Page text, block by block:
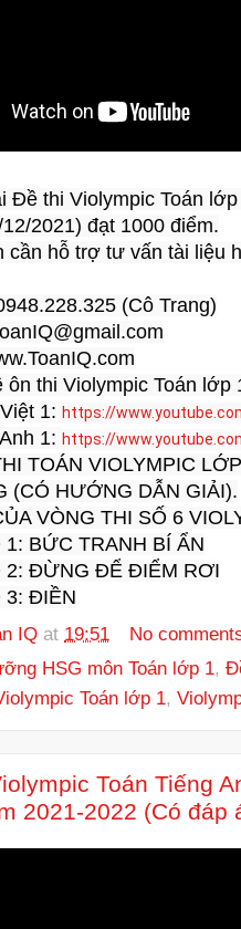
Đề thi Violympic Toán
2021) đạt 1000 điểm.
(Cô Trang)
ôn thi Violympic Toán
1: https://
1: https://
TOÁN VIOLYMPIC
(CÓ HƯỚNG DẪN GIẢI).
VÒNG THI SỐ 6
1: BỨC TRANH BÍ ẨN
2: ĐỪNG ĐỂ ĐIỂM RƠI
3: ĐIỀN
IQ at 19:51
No
HSG môn Toán lớp 1,
Toán lớp 1,
Toán Tiếng
2021-2022 (Có đáp